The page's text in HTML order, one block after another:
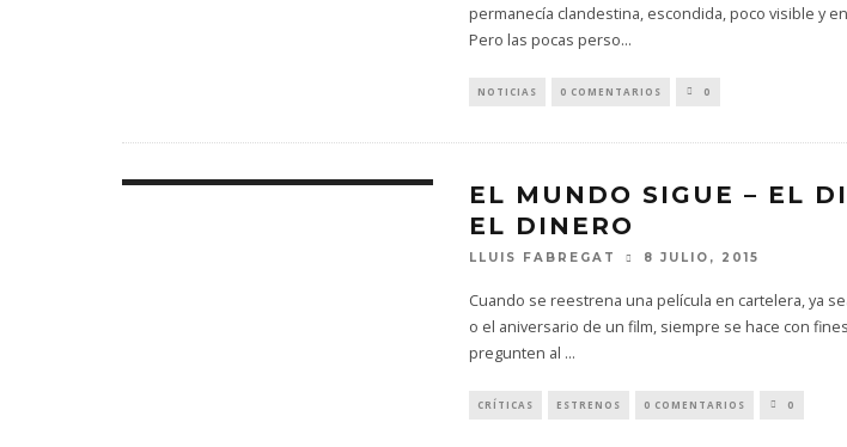
permanecía clandestina, escondida, poco visible y
Pero las pocas perso...
NOTICIAS 0 COMENTARIOS 0
EL MUNDO SIGUE – EL
EL DINERO
LLUIS FABREGAT 8 JULIO, 2015
Cuando se reestrena una película en cartelera, ya
o el aniversario de un film, siempre se hace con
pregunten al ...
CRÍTICAS ESTRENOS 0 COMENTARIOS 0